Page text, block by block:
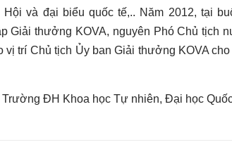
và đại biểu quốc tế,.. Năm 2012, tại
Giải thưởng KOVA, nguyên Phó Chủ tịch
trí Chủ tịch Ủy ban Giải thưởng KOVA
Trường ĐH Khoa học Tự nhiên, Đại học